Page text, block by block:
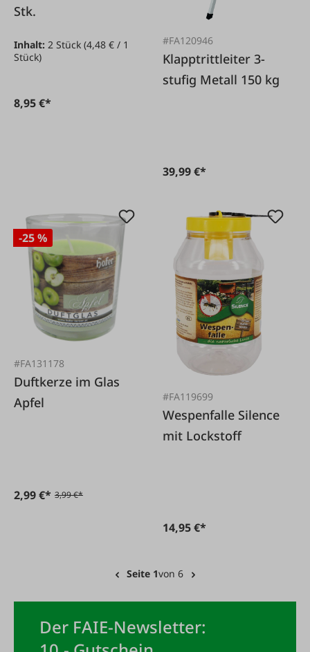
Stk.
Inhalt: 2 Stück (4,48 € / 1
Stück)
8,95 €*
#FA120946
Klapptrittleiter 3-
stufig Metall 150 kg
39,99 €*
-25 %
#FA131178
Duftkerze im Glas
Apfel
2,99 €* 3,99 €*
#FA119699
Wespenfalle Silence
mit Lockstoff
14,95 €*
Seite 1von 6
Der FAIE-Newsletter: